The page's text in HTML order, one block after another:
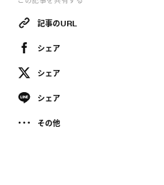
記事のURL
シェア
シェア
シェア
その他